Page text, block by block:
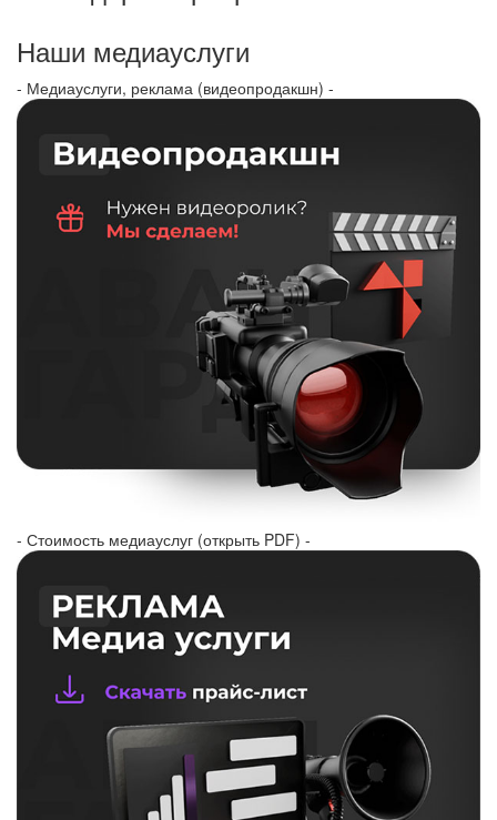
Наши медиауслуги
- Медиауслуги, реклама (видеопродакшн) -
- Стоимость медиауслуг (открыть PDF) -